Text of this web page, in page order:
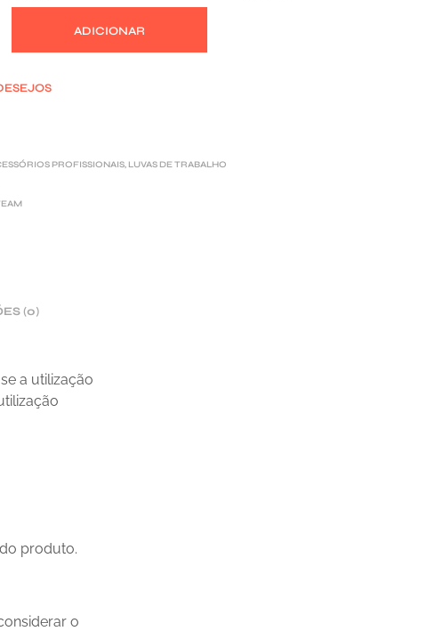
ADICIONAR
PROFISSIONAIS, LUVAS DE TRABALHO
(0)
a utilização
produto.
o